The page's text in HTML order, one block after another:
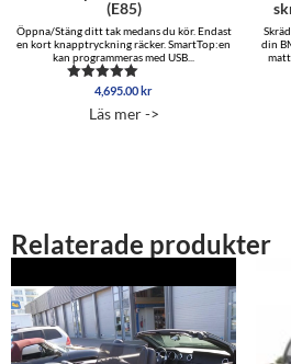
(E85)
Öppna/Stäng ditt tak medans du kör. Endast
en kort knapptryckning räcker. SmartTop:en
kan programmeras med USB...
Betygsatt
av 5
4,695.00kr
Läs mer ->
din
Relaterade produkter